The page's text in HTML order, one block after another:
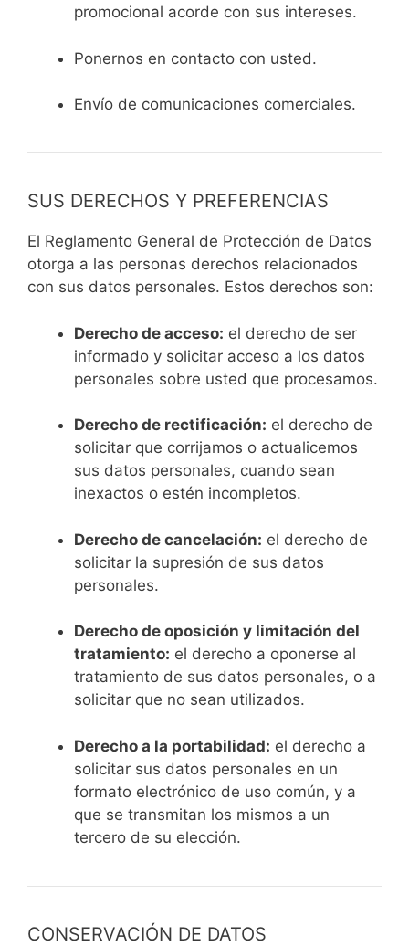
promocional acorde con sus intereses.
Ponernos en contacto con usted.
Envío de comunicaciones comerciales.
SUS DERECHOS Y PREFERENCIAS
El Reglamento General de Protección de Datos
otorga a las personas derechos relacionados
con sus datos personales. Estos derechos son:
Derecho de acceso: el derecho de ser
informado y solicitar acceso a los datos
personales sobre usted que procesamos.
Derecho de rectificación: el derecho de
solicitar que corrijamos o actualicemos
sus datos personales, cuando sean
inexactos o estén incompletos.
Derecho de cancelación: el derecho de
solicitar la supresión de sus datos
personales.
Derecho de oposición y limitación del
tratamiento: el derecho a oponerse al
tratamiento de sus datos personales, o a
solicitar que no sean utilizados.
Derecho a la portabilidad: el derecho a
solicitar sus datos personales en un
formato electrónico de uso común, y a
que se transmitan los mismos a un
tercero de su elección.
CONSERVACIÓN DE DATOS